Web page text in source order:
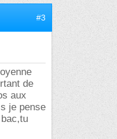
#3
de
aux
je pense